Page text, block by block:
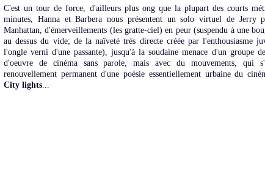
C'est un tour de force, d'ailleurs plus ong que la plupart des courts
minutes, Hanna et Barbera nous présentent un solo virtuel de Jerry
Manhattan, d'émerveillements (les gratte-ciel) en peur (suspendu à une
au dessus du vide; de la naïveté très directe créée par l'enthousiasme
l'ongle verni d'une passante), jusqu'à la soudaine menace d'un groupe
d'oeuvre de cinéma sans parole, mais avec du mouvements, qui
renouvellement permanent d'une poésie essentiellement urbaine du
City lights...